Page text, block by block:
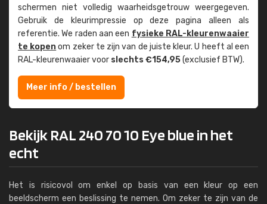
schermen niet volledig waarheids­­getrouw weer­gegeven.
Gebruik de kleur­impressie op deze pagina alleen als
referentie. We raden aan een fysieke RAL-kleuren­waaier
te kopenom zeker te zijn van de juiste kleur. U heeft al een
RAL-kleuren­waaier voor slechts €154,95(exclusief BTW).
Meer info / bestellen
Bekijk RAL 240 70 10 Eye blue in het
echt
Het is risicovol om enkel op basis van een kleur op een
beeldscherm een beslissing te nemen. Om zeker te zijn van de